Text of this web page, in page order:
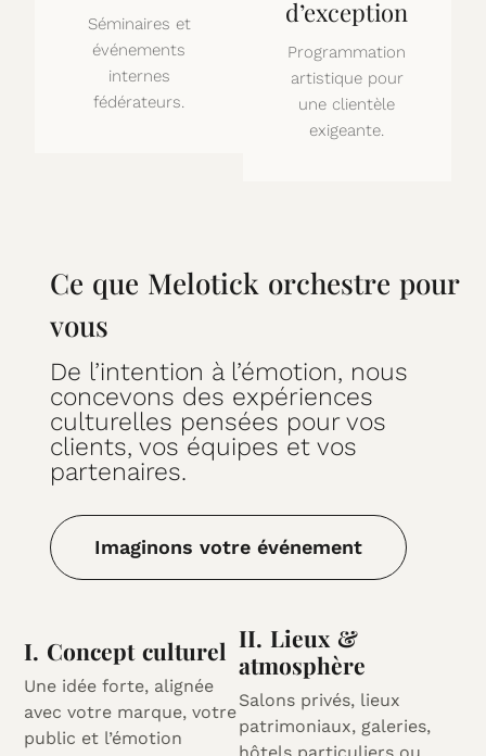
Séminaires et
événements
internes
fédérateurs.
d’exception
Programmation
artistique pour
une clientèle
exigeante.
Ce que Melotick orchestre pour
vous
De l’intention à l’émotion, nous
concevons des expériences
culturelles pensées pour vos
clients, vos équipes et vos
partenaires.
Imaginons votre événement
I. Concept culturel
Une idée forte, alignée
avec votre marque, votre
public et l’émotion
II. Lieux &
atmosphère
Salons privés, lieux
patrimoniaux, galeries,
hôtels particuliers ou